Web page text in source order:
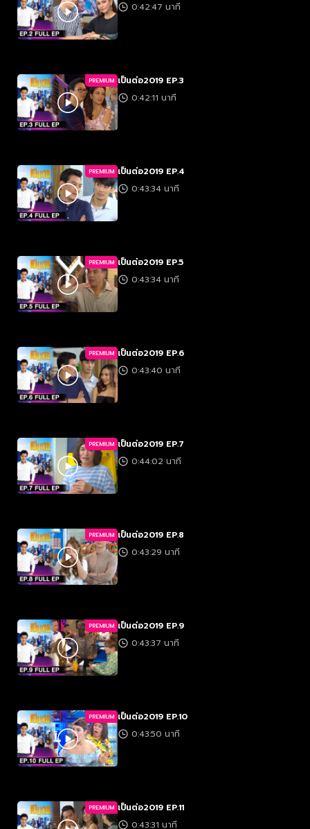
0:42:47 นาที
PREMIUM เป็นต่อ2019 EP.3
0:42:11 นาที
PREMIUM เป็นต่อ2019 EP.4
0:43:34 นาที
PREMIUM เป็นต่อ2019 EP.5
0:43:34 นาที
PREMIUM เป็นต่อ2019 EP.6
0:43:40 นาที
PREMIUM เป็นต่อ2019 EP.7
0:44:02 นาที
PREMIUM เป็นต่อ2019 EP.8
0:43:29 นาที
PREMIUM เป็นต่อ2019 EP.9
0:43:37 นาที
PREMIUM เป็นต่อ2019 EP.10
0:43:50 นาที
PREMIUM เป็นต่อ2019 EP.11
0:43:31 นาที